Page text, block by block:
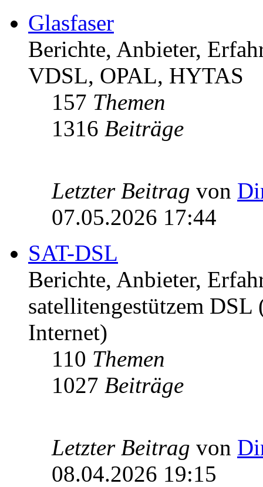
Glasfaser
Berichte, Anbieter,
VDSL, OPAL, HYTAS
157 Themen
1316 Beiträge
Letzter Beitrag von
07.05.2026 17:44
SAT-DSL
Berichte, Anbieter,
satellitengestützem
Internet)
110 Themen
1027 Beiträge
Letzter Beitrag von
08.04.2026 19:15